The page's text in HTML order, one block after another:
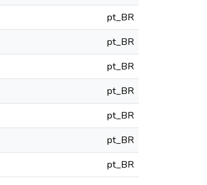
pt_BR
pt_BR
pt_BR
pt_BR
pt_BR
pt_BR
pt_BR